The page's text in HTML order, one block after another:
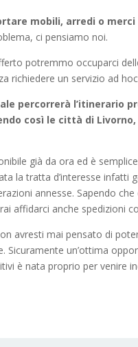
mobili, arredi o merci
ci pensiamo noi.
potremmo occuparci
richiedere un servizio ad
percorrerà l’itinerario
così le città di
già da ora ed è
la tratta d’interesse infatti
annesse. Sapendo
affidarci anche spedizioni
avresti mai pensato di
Sicuramente un’ottima
è nata proprio per venire